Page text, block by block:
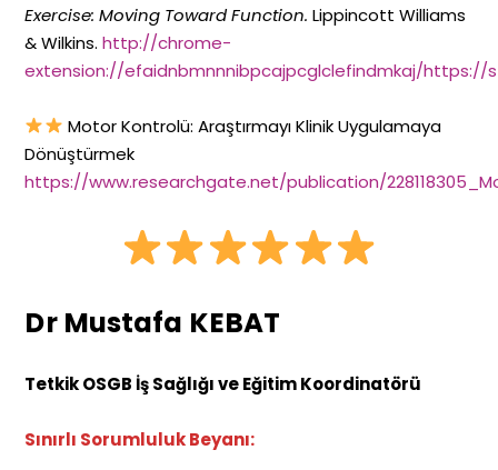
Exercise: Moving Toward Function. Lippincott Williams
& Wilkins.http://chrome-
extension://efaidnbmnnnibpcajpcglclefindmkaj/https://
Motor Kontrolü: Araştırmayı Klinik Uygulamaya
Dönüştürmek
https://www.researchgate.net/publication/
Dr Mustafa KEBAT
Tetkik OSGB İş Sağlığı ve Eğitim Koordinatörü
Sınırlı Sorumluluk Beyanı: